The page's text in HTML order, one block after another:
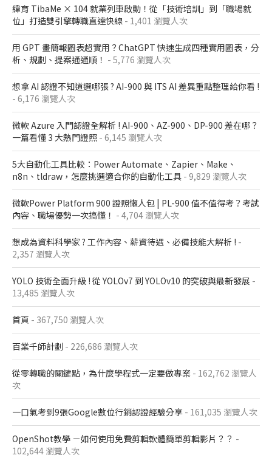
緯育 TibaMe × 104 就業列車啟動！從「技術培訓」到「職場就
位」打造雙引擎轉職直達快線 - 1,401 瀏覽人次
用 GPT 畫簡報圖表超實用？ChatGPT 快速生成四種實用圖表，分
析、規劃、提案通通順！ - 5,776 瀏覽人次
想拿 AI 認證不知道選哪張 ? AI-900 與 ITS AI 差異重點整理給你看 !
- 6,176 瀏覽人次
微軟 Azure 入門認證全解析​ ! AI-900、AZ-900、DP-900 差在哪？​
一篇看懂 3 大熱門證照​ - 6,145 瀏覽人次
5大自動化工具比較：Power Automate、Zapier、Make、
n8n、tldraw，怎麼挑選適合你的自動化工具 - 9,829 瀏覽人次
微軟Power Platform 900​ 證照懶人包​ | PL-900 值不值得考？考試
內容、職場優勢一次搞懂​！ - 4,704 瀏覽人次
想成為資料科學家 ? 工作內容、薪資待遇、必備技能大解析 ! -
2,357 瀏覽人次
YOLO 技術全面升級 ! 從 YOLOv7 到 YOLOv10 的突破與最新發展 -
13,485 瀏覽人次
首頁 - 367,750 瀏覽人次
百業千師計劃 - 226,686 瀏覽人次
從零轉職的關鍵點，為什麼學程式一定要做專案 - 162,762 瀏覽人
次
一口氣考到9張Google數位行銷認證經驗分享 - 161,035 瀏覽人次
OpenShot教學 －如何使用免費剪輯軟體簡單剪輯影片？？ -
102,644 瀏覽人次